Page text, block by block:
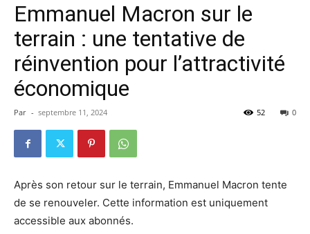
Emmanuel Macron sur le
terrain : une tentative de
réinvention pour l’attractivité
économique
Par - septembre 11, 2024 0
52
Après son retour sur le terrain, Emmanuel Macron tente
de se renouveler. Cette information est uniquement
accessible aux abonnés.